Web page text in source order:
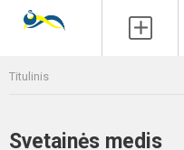
Titulinis
Svetainės medis